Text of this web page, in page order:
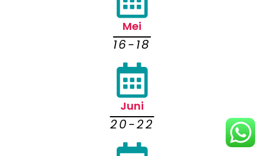
Mei
16-18
Juni
20-22